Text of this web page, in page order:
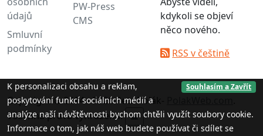
údajů
Smluvní
podmínky
PW-Press
CMS
kdykoli se objeví
něco nového.
RSS v češtině
Copyright © 2014 - 2026 Petr Polák-
Všechna práva vyhrazena. ▲
Souhlasím a Zavřít
K personalizaci obsahu a reklam,
poskytování funkcí sociálních médií a
analýze naší návštěvnosti bychom chtěli využít soubory cookie.
Informace o tom, jak náš web budete používat či sdílet se